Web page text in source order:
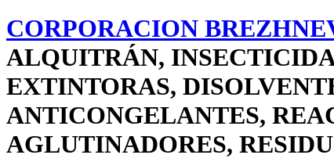
CORPORACION
ALQUITRÁN,
EXTINTORAS,
ANTICONGELANTES,
AGLUTINADORES,